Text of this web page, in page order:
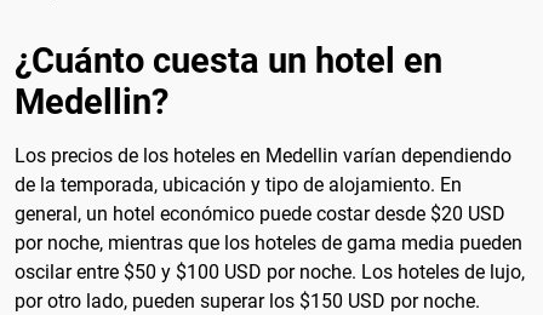
¿Cuánto cuesta un hotel en
Medellin?
Los precios de los hoteles en Medellin varían dependiendo
de la temporada, ubicación y tipo de alojamiento. En
general, un hotel económico puede costar desde $20 USD
por noche, mientras que los hoteles de gama media pueden
oscilar entre $50 y $100 USD por noche. Los hoteles de lujo,
por otro lado, pueden superar los $150 USD por noche.